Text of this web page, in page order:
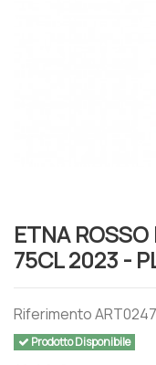
ETNA
75CL 2023 -
Riferimento
Prodotto Disponibile